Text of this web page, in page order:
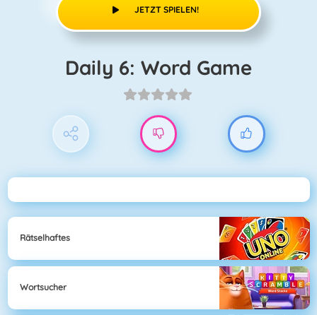
JETZT SPIELEN!
Daily 6: Word Game
Rätselhaftes
Wortsucher